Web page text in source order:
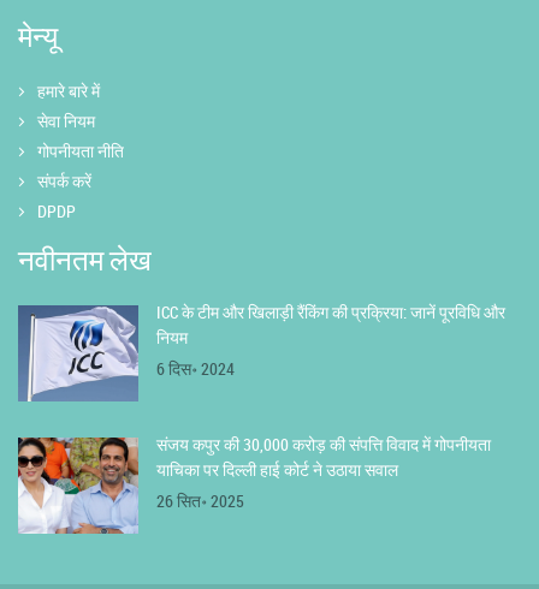
मेन्यू
हमारे बारे में
सेवा नियम
गोपनीयता नीति
संपर्क करें
DPDP
नवीनतम लेख
ICC के टीम और खिलाड़ी रैंकिंग की प्रक्रिया: जानें पूरविधि और
नियम
6 दिस॰ 2024
संजय कपुर की 30,000 करोड़ की संपत्ति विवाद में गोपनीयता
याचिका पर दिल्ली हाई कोर्ट ने उठाया सवाल
26 सित॰ 2025